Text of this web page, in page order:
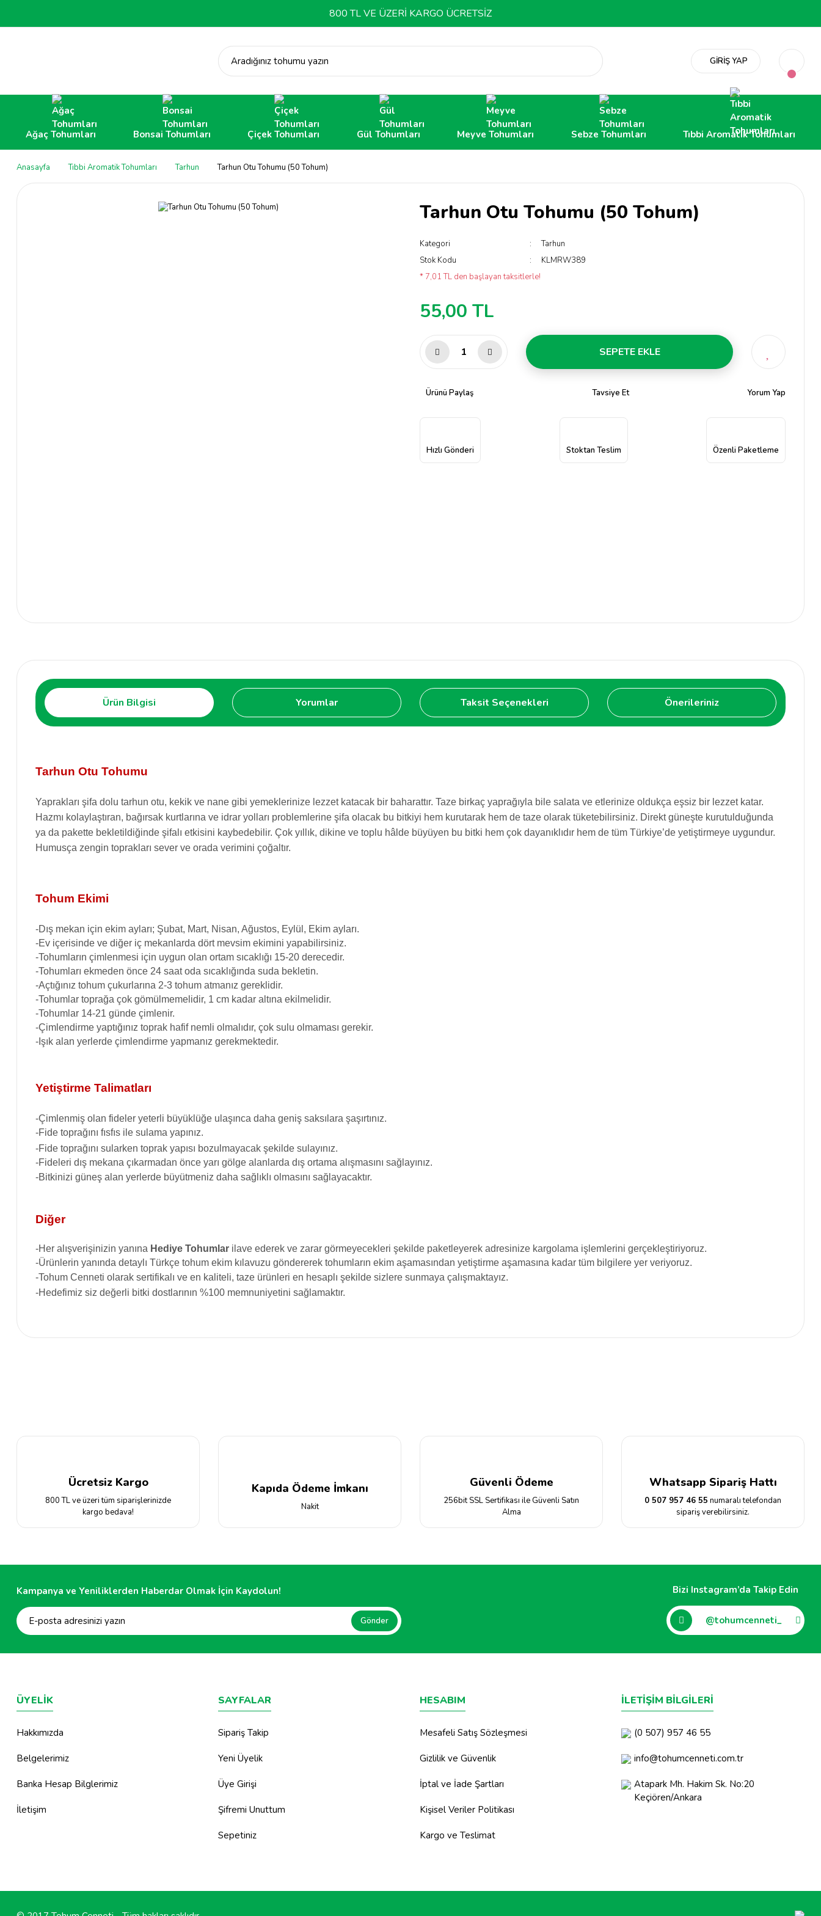
800 TL VE ÜZERİ KARGO ÜCRETSİZ
Aradığınız tohumu yazın GİRİŞ YAP
Ağaç Tohumları Bonsai Tohumları Çiçek Tohumları Gül Tohumları Meyve Tohumları Sebze Tohumları Tıbbi Aromatik Tohumları
Anasayfa Tıbbi Aromatik Tohumları Tarhun Tarhun Otu Tohumu (50 Tohum)
Tarhun Otu Tohumu (50 Tohum)
Kategori
Tarhun
Stok Kodu
KLMRW389
* 7,01 TL den başlayan taksitlerle!
55,00 TL
SEPETE EKLE
Ürünü Paylaş Tavsiye Et Yorum Yap
Hızlı Gönderi Stoktan Teslim Özenli Paketleme
Ürün Bilgisi Yorumlar Taksit Seçenekleri Önerileriniz
Tarhun Otu Tohumu
Yaprakları şifa dolu tarhun otu, kekik ve nane gibi yemeklerinize lezzet katacak bir baharattır. Taze birkaç yaprağıyla bile salata ve etlerinize oldukça eşsiz bir lezzet katar.
Hazmı kolaylaştıran, bağırsak kurtlarına ve idrar yolları problemlerine şifa olacak bu bitkiyi hem kurutarak hem de taze olarak tüketebilirsiniz. Direkt güneşte kurutulduğunda
ya da pakette bekletildiğinde şifalı etkisini kaybedebilir. Çok yıllık, dikine ve toplu hâlde büyüyen bu bitki hem çok dayanıklıdır hem de tüm Türkiye’de yetiştirmeye uygundur.
Humusça zengin toprakları sever ve orada verimini çoğaltır.
Tohum Ekimi
-Dış mekan için ekim ayları; Şubat, Mart, Nisan, Ağustos, Eylül, Ekim ayları.
-Ev içerisinde ve diğer iç mekanlarda dört mevsim ekimini yapabilirsiniz.
-Tohumların çimlenmesi için uygun olan ortam sıcaklığı 15-20 derecedir.
-Tohumları ekmeden önce 24 saat oda sıcaklığında suda bekletin.
-Açtığınız tohum çukurlarına 2-3 tohum atmanız gereklidir.
-Tohumlar toprağa çok gömülmemelidir, 1 cm kadar altına ekilmelidir.
-Tohumlar 14-21 günde çimlenir.
-Çimlendirme yaptığınız toprak hafif nemli olmalıdır, çok sulu olmaması gerekir.
-Işık alan yerlerde çimlendirme yapmanız gerekmektedir.
Yetiştirme Talimatları
-Çimlenmiş olan fideler yeterli büyüklüğe ulaşınca daha geniş saksılara şaşırtınız.
-Fide toprağını fısfıs ile sulama yapınız.
-Fide toprağını sularken toprak yapısı bozulmayacak şekilde sulayınız.
-Fideleri dış mekana çıkarmadan önce yarı gölge alanlarda dış ortama alışmasını sağlayınız.
-Bitkinizi güneş alan yerlerde büyütmeniz daha sağlıklı olmasını sağlayacaktır.
Diğer
-Her alışverişinizin yanına Hediye Tohumlar ilave ederek ve zarar görmeyecekleri şekilde paketleyerek adresinize kargolama işlemlerini gerçekleştiriyoruz.
-Ürünlerin yanında detaylı Türkçe tohum ekim kılavuzu göndererek tohumların ekim aşamasından yetiştirme aşamasına kadar tüm bilgilere yer veriyoruz.
-Tohum Cenneti olarak sertifikalı ve en kaliteli, taze ürünleri en hesaplı şekilde sizlere sunmaya çalışmaktayız.
-Hedefimiz siz değerli bitki dostlarının %100 memnuniyetini sağlamaktır.
Ürün fiyatı diğer sitelerden daha pahalı.
Ücretsiz Kargo
800 TL ve üzeri tüm siparişlerinizde
kargo bedava!
Kapıda Ödeme İmkanı
Nakit
Güvenli Ödeme
256bit SSL Sertifikası ile Güvenli Satın
Alma
Whatsapp Sipariş Hattı
0 507 957 46 55 numaralı telefondan
sipariş verebilirsiniz.
Kampanya ve Yeniliklerden Haberdar Olmak İçin Kaydolun!
Gönder
Bizi Instagram’da Takip Edin
@tohumcenneti_
ÜYELİK
Hakkımızda
Belgelerimiz
Banka Hesap Bilglerimiz
İletişim
SAYFALAR
Sipariş Takip
Yeni Üyelik
Üye Girişi
Şifremi Unuttum
Sepetiniz
HESABIM
Mesafeli Satış Sözleşmesi
Gizlilik ve Güvenlik
İptal ve İade Şartları
Kişisel Veriler Politikası
Kargo ve Teslimat
İLETİŞİM BİLGİLERİ
(0 507) 957 46 55
info@tohumcenneti.com.tr
Atapark Mh. Hakim Sk. No:20
Keçiören/Ankara